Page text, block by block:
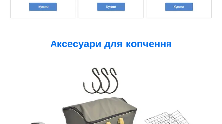
Аксесуари для копчення